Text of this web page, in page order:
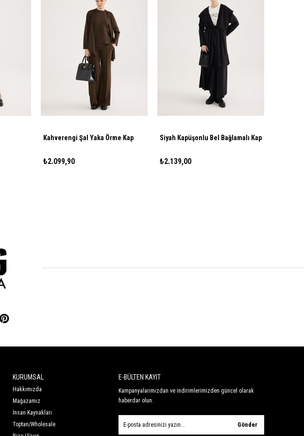
Kahverengi Şal Yaka Örme Kap
₺2.099,90
Siyah Kapüşonlu Bel Bağlamalı Kap
₺2.139,00
KURUMSAL
Hakkımızda
Mağazamız
İnsan Kaynakları
Toptan/Wholesale
E-BÜLTEN KAYIT
Kampanyalarımızdan ve indirimlerimizden güncel olarak
haberdar olun.
Gönder